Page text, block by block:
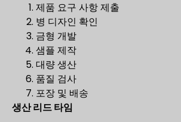
제품 요구 사항 제출
병 디자인 확인
금형 개발
샘플 제작
대량 생산
품질 검사
포장 및 배송
생산 리드 타임